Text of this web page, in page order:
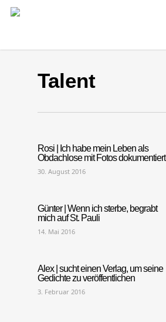
Skip
content
Talent
Rosi | Ich habe mein Leben als
Obdachlose mit Fotos dokumentiert
30. August 2016
Günter | Wenn ich sterbe, begrabt
mich auf St. Pauli
14. Mai 2016
Alex | sucht einen Verlag, um seine
Gedichte zu veröffentlichen
3. Februar 2016